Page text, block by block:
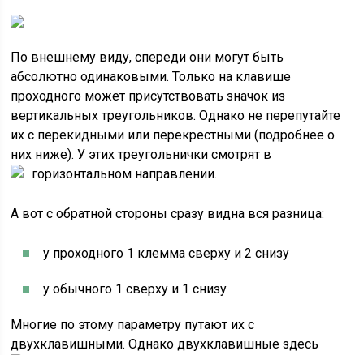
По внешнему виду, спереди они могут быть
абсолютно одинаковыми. Только на клавише
проходного может присутствовать значок из
вертикальных треугольников. Однако не перепутайте
их с перекидными или перекрестными (подробнее о
них ниже). У этих треугольнички смотрят в
горизонтальном направлении.
А вот с обратной стороны сразу видна вся разница:
у проходного 1 клемма сверху и 2 снизу
у обычного 1 сверху и 1 снизу
Многие по этому параметру путают их с
двухклавишными. Однако двухклавишные здесь